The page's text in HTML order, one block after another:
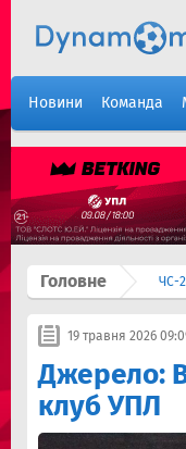
Новини Команда
Головне ЧС-
19 травня 2026
Джерело:
клуб УПЛ